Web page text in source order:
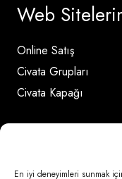
En iyi deneyimleri sunmak
Web
Online Satış
Civata Grupları
Civata Kapağı
İletişim